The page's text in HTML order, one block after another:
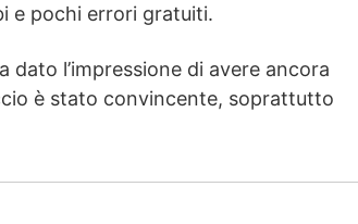
e pochi errori gratuiti.
dato l’impressione di avere ancora
è stato convincente, soprattutto